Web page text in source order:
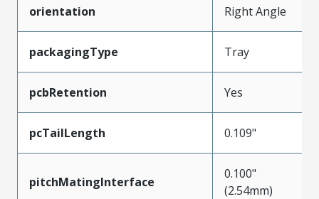
orientation Right Angle
packagingType Tray
pcbRetention Yes
pcTailLength 0.109"
pitchMatingInterface
0.100"
(2.54mm)